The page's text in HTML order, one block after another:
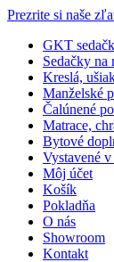
Prezrite si naše
GKT
Sedačky na
Kreslá,
Manželské
Čalúnené
Matrace,
Bytové
Vystavené
Môj účet
Košík
Pokladňa
O nás
Showroom
Kontakt